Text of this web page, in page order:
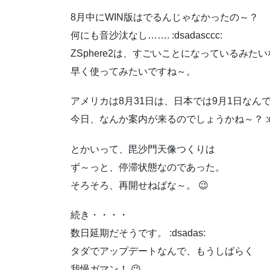
8月中にWIN版はでるんじゃなかったの～？
何にも音沙汰なし……. :dsadasccc:
ZSphere2は、すごいことになっているみたい
早く使ってみたいですね～。
アメリカは8月31日は、日本では9月1日なん
今日、なんか案内が来るのでしょうかね～？
とかいって、毘沙門天像つくりは
ず～っと、停滞状態なのであった。
そろそろ、再開せねばな～。 😉
続き・・・・
数日延期だそうです。 :dsadas:
タダでアップデートなんで、もうしばらく